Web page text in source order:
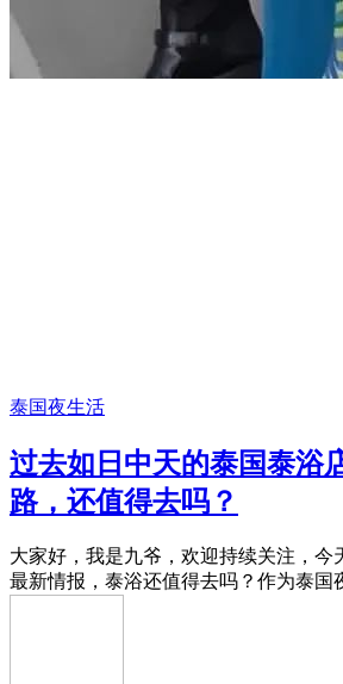
泰国夜生活
过去如日中天的泰国泰浴
路，还值得去吗？
大家好，我是九爷，欢迎持续关注，今
最新情报，泰浴还值得去吗？作为泰国